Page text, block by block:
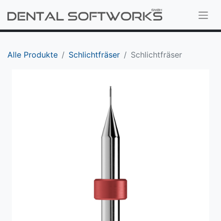
Alle Produkte Schlichtfräser Schlichtfräser